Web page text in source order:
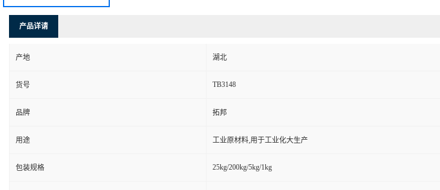
产品详请
产地 湖北
货号 TB3148
品牌 拓邦
用途 工业原材料,用于工业化大生产
包装规格 25kg/200kg/5kg/1kg